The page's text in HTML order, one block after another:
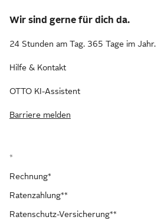
Wir sind gerne für dich da.
24 Stunden am Tag. 365 Tage im Jahr.
Hilfe & Kontakt
OTTO KI-Assistent
Barriere melden
*
Rechnung*
Ratenzahlung**
Ratenschutz-Versicherung**